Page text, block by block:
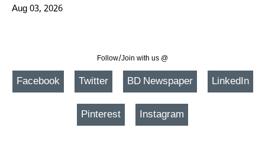
Aug 03, 2026
Follow/Join with us @
Facebook Twitter BD Newspaper LinkedIn
Pinterest Instagram